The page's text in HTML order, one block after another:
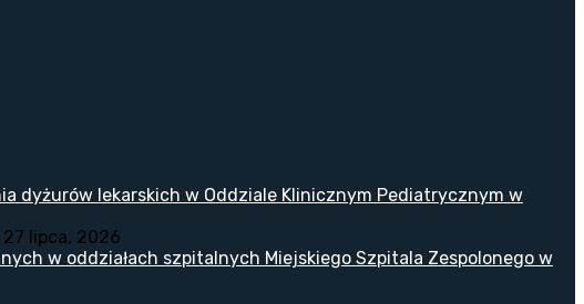
dyżurów lekarskich w Oddziale Klinicznym Pediatrycznym w
27 lipca, 2026
w oddziałach szpitalnych Miejskiego Szpitala Zespolonego w